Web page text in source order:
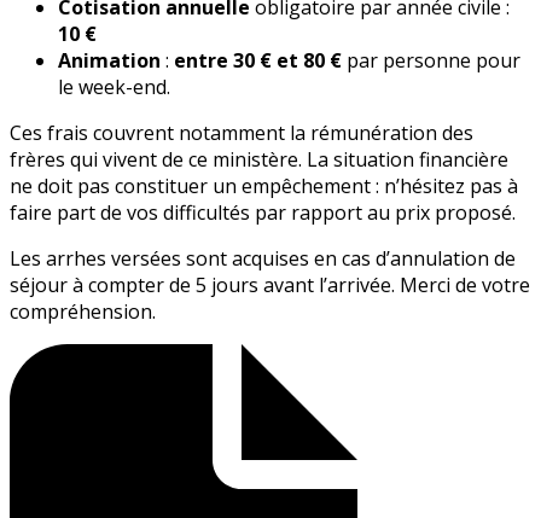
Cotisation annuelle obligatoire par année civile :
10 €
Animation : entre 30 € et 80 € par personne pour
le week-end.
Ces frais couvrent notamment la rémunération des
frères qui vivent de ce ministère. La situation financière
ne doit pas constituer un empêchement : n’hésitez pas à
faire part de vos difficultés par rapport au prix proposé.
Les arrhes versées sont acquises en cas d’annulation de
séjour à compter de 5 jours avant l’arrivée. Merci de votre
compréhension.